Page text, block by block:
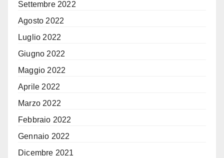
Settembre 2022
Agosto 2022
Luglio 2022
Giugno 2022
Maggio 2022
Aprile 2022
Marzo 2022
Febbraio 2022
Gennaio 2022
Dicembre 2021